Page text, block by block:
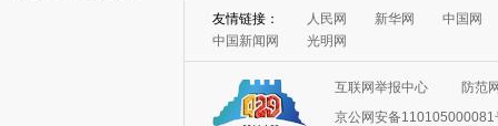
友情链接： 人民网 新华网
中国网
中国新闻网
光明网
互联网举报中心
防范
京公网安备110105000081